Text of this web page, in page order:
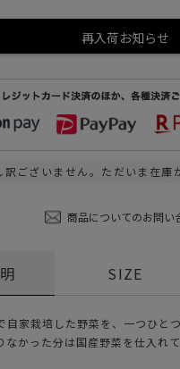
スマ
ステ
食品/
その
再入荷お知らせ
訳ございません。ただいま在庫
商品についてのお問い
自家栽培した野菜を、一つひと
なかった分は国産野菜を仕入れ
SIZE